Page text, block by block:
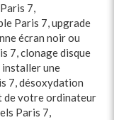
7,
Paris 7,upgrade
écran noir ou
7,clonage disque
installer une
7,désoxydation
de votre ordinateur
Paris 7,